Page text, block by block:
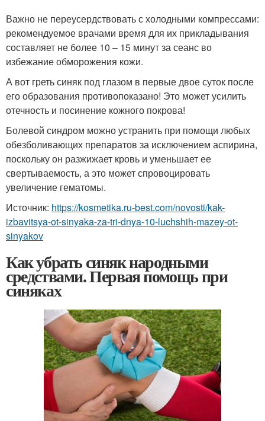
Важно не переусердствовать с холодными компрессами:
рекомендуемое врачами время для их прикладывания
составляет не более 10 – 15 минут за сеанс во
избежание обморожения кожи.
А вот греть синяк под глазом в первые двое суток после
его образования противопоказано! Это может усилить
отечность и посинение кожного покрова!
Болевой синдром можно устранить при помощи любых
обезболивающих препаратов за исключением аспирина,
поскольку он разжижает кровь и уменьшает ее
свертываемость, а это может спровоцировать
увеличение гематомы.
Источник: https://kosmetika.ru-best.com/novosti/kak-
izbavitsya-ot-sinyaka-za-tri-dnya-10-luchshih-mazey-ot-
sinyakov
Как убрать синяк народными
средствами. Первая помощь при
синяках